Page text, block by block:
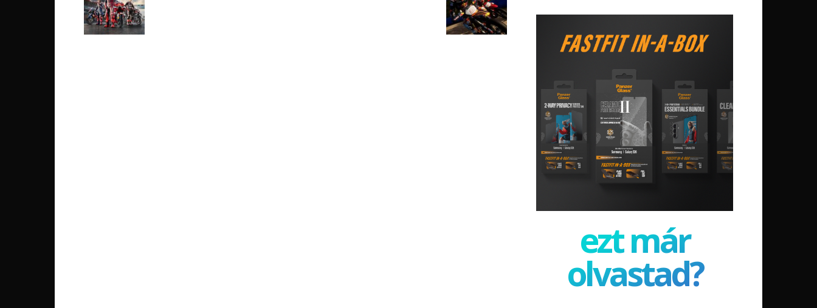
ezt már
olvastad?